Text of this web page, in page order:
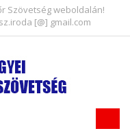
Szövetség weboldalán!
[@] gmail.com